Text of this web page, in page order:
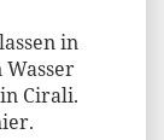
in
Cirali.